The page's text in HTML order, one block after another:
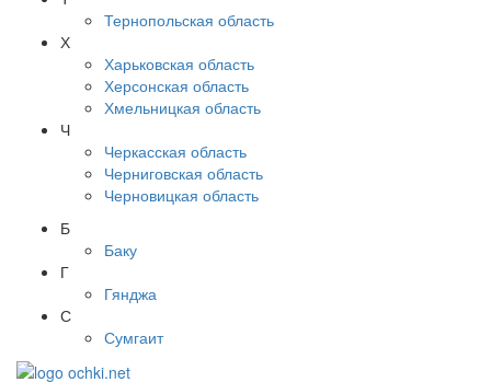
Тернопольская область
Х
Харьковская область
Херсонская область
Хмельницкая область
Ч
Черкасская область
Черниговская область
Черновицкая область
Б
Баку
Г
Гянджа
С
Сумгаит